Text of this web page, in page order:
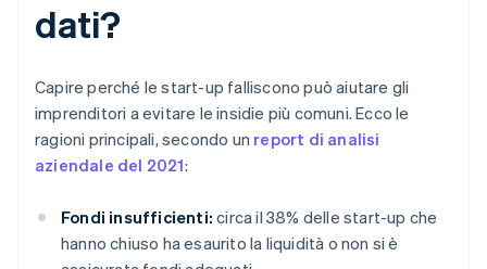
dati?
Capire perché le start-up falliscono può aiutare gli
imprenditori a evitare le insidie più comuni. Ecco le
ragioni principali, secondo un report di analisi
aziendale del 2021:
Fondi insufficienti: circa il 38% delle start-up che
hanno chiuso ha esaurito la liquidità o non si è